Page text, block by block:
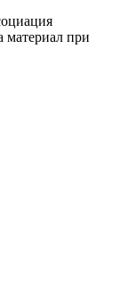
материал при